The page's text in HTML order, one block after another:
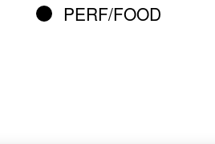
PERF/FOOD